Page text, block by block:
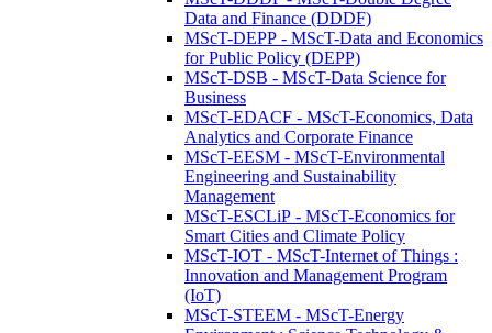
Data and Finance (DDDF)
MScT-DEPP - MScT-Data and Economics
for Public Policy (DEPP)
MScT-DSB - MScT-Data Science for
Business
MScT-EDACF - MScT-Economics, Data
Analytics and Corporate Finance
MScT-EESM - MScT-Environmental
Engineering and Sustainability
Management
MScT-ESCLiP - MScT-Economics for
Smart Cities and Climate Policy
MScT-IOT - MScT-Internet of Things :
Innovation and Management Program
(IoT)
MScT-STEEM - MScT-Energy